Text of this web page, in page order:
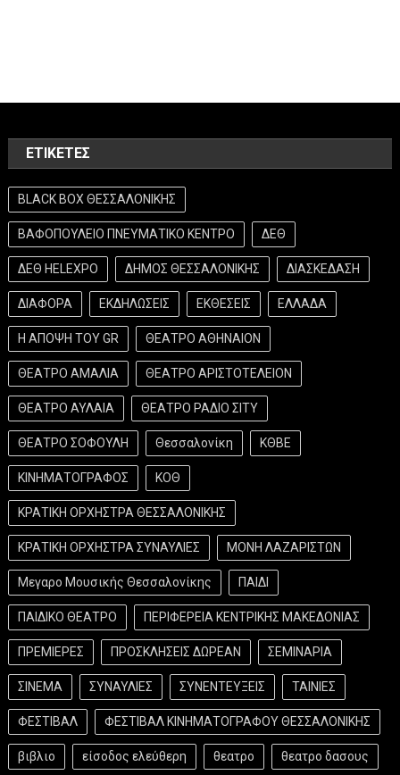
ΕΤΙΚΈΤΕΣ
BLACK BOX ΘΕΣΣΑΛΟΝΙΚΗΣ
ΒΑΦΟΠΟΥΛΕΙΟ ΠΝΕΥΜΑΤΙΚΟ ΚΕΝΤΡΟ ΔΕΘ
ΔΕΘ HELEXPO ΔΗΜΟΣ ΘΕΣΣΑΛΟΝΙΚΗΣ ΔΙΑΣΚΕΔΑΣΗ
ΔΙΑΦΟΡΑ ΕΚΔΗΛΩΣΕΙΣ ΕΚΘΕΣΕΙΣ ΕΛΛΑΔΑ
Η ΑΠΟΨΗ ΤΟΥ GR ΘΕΑΤΡΟ ΑΘΗΝΑΙΟΝ
ΘΕΑΤΡΟ ΑΜΑΛΙΑ ΘΕΑΤΡΟ ΑΡΙΣΤΟΤΕΛΕΙΟΝ
ΘΕΑΤΡΟ ΑΥΛΑΙΑ ΘΕΑΤΡΟ ΡΑΔΙΟ ΣΙΤΥ
ΘΕΑΤΡΟ ΣΟΦΟΥΛΗ Θεσσαλονίκη ΚΘΒΕ
ΚΙΝΗΜΑΤΟΓΡΑΦΟΣ ΚΟΘ
ΚΡΑΤΙΚΗ ΟΡΧΗΣΤΡΑ ΘΕΣΣΑΛΟΝΙΚΗΣ
ΚΡΑΤΙΚΗ ΟΡΧΗΣΤΡΑ ΣΥΝΑΥΛΙΕΣ ΜΟΝΗ ΛΑΖΑΡΙΣΤΩΝ
Μεγαρο Μουσικής Θεσσαλονίκης ΠΑΙΔΙ
ΠΑΙΔΙΚΟ ΘΕΑΤΡΟ ΠΕΡΙΦΕΡΕΙΑ ΚΕΝΤΡΙΚΗΣ ΜΑΚΕΔΟΝΙΑΣ
ΠΡΕΜΙΕΡΕΣ ΠΡΟΣΚΛΗΣΕΙΣ ΔΩΡΕΑΝ ΣΕΜΙΝΑΡΙΑ
ΣΙΝΕΜΑ ΣΥΝΑΥΛΙΕΣ ΣΥΝΕΝΤΕΥΞΕΙΣ ΤΑΙΝΙΕΣ
ΦΕΣΤΙΒΑΛ ΦΕΣΤΙΒΑΛ ΚΙΝΗΜΑΤΟΓΡΑΦΟΥ ΘΕΣΣΑΛΟΝΙΚΗΣ
βιβλιο είσοδος ελεύθερη θεατρο θεατρο δασους